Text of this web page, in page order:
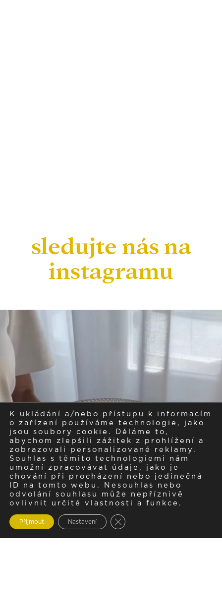
sledujte nás na
instagramu
K ukládání a/nebo přístupu k informacím
o zařízení používáme technologie, jako
jsou soubory cookie. Děláme to,
abychom zlepšili zážitek z prohlížení a
zobrazovali personalizované reklamy.
Souhlas s těmito technologiemi nám
umožní zpracovávat údaje, jako je
chování při procházení nebo jedinečná
ID na tomto webu. Nesouhlas nebo
odvolání souhlasu může nepříznivě
ovlivnit určité vlastnosti a funkce.
Přijmout Nastavení Zavřít cookie lištu GDPR